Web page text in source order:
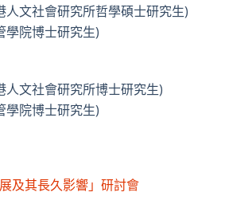
人文社會研究所哲學碩士研究生)
學院博士研究生)
人文社會研究所博士研究生)
學院博士研究生)
及其長久影響」研討會